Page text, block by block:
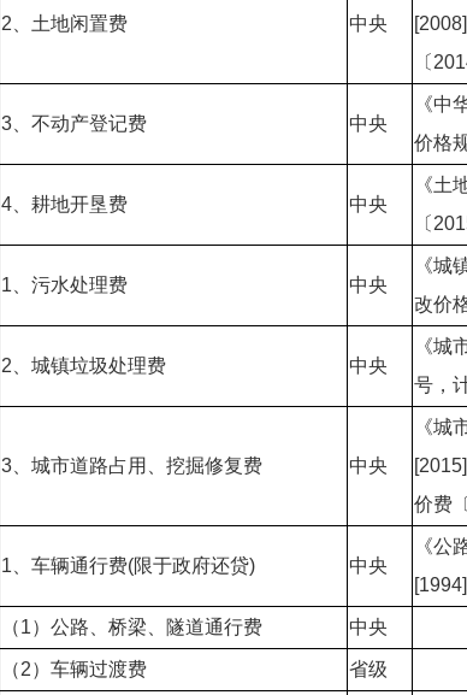
2、土地闲置费 中央
〔
3、不动产登记费 中央
《中
价格
4、耕地开垦费 中央
《土
〔
1、污水处理费 中央
《城
改价
2、城镇垃圾处理费 中央
《城
号，
3、城市道路占用、挖掘修复费 中央
《城
价费
1、车辆通行费(限于政府还贷) 中央
《公
（1）公路、桥梁、隧道通行费 中央
（2）车辆过渡费 省级